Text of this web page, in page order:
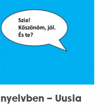
– Uusia